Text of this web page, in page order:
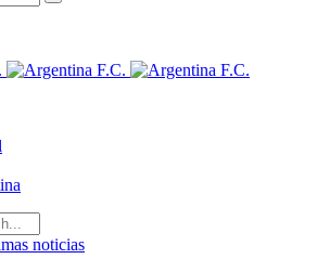
noticias